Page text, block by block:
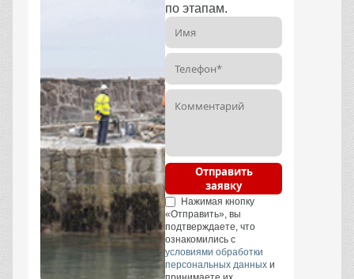
по этапам.
Отправить
заявку
Нажимая кнопку
«Отправить», вы
подтверждаете, что
ознакомились с
условиями обработки
персональных данных и